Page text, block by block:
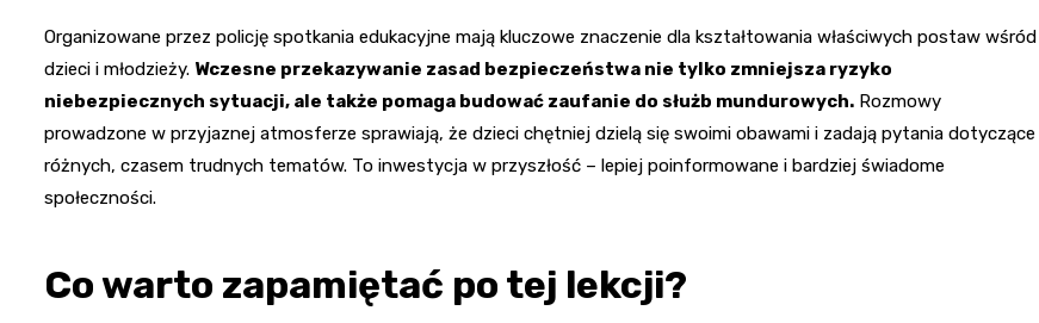
Organizowane przez policję spotkania edukacyjne mają kluczowe znaczenie dla kształtowania właściwych postaw wśród
dzieci i młodzieży. Wczesne przekazywanie zasad bezpieczeństwa nie tylko zmniejsza ryzyko
niebezpiecznych sytuacji, ale także pomaga budować zaufanie do służb mundurowych. Rozmowy
prowadzone w przyjaznej atmosferze sprawiają, że dzieci chętniej dzielą się swoimi obawami i zadają pytania dotyczące
różnych, czasem trudnych tematów. To inwestycja w przyszłość – lepiej poinformowane i bardziej świadome
społeczności.
Co warto zapamiętać po tej lekcji?